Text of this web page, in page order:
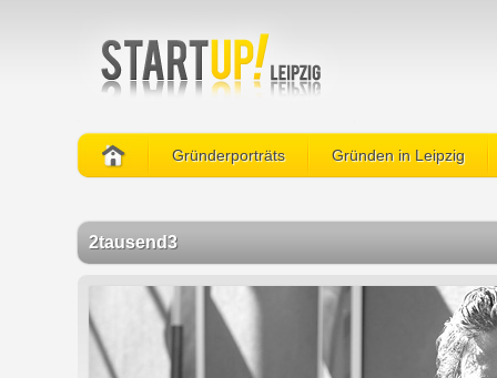
Gründerporträts Gründen in Leipzig
2tausend3